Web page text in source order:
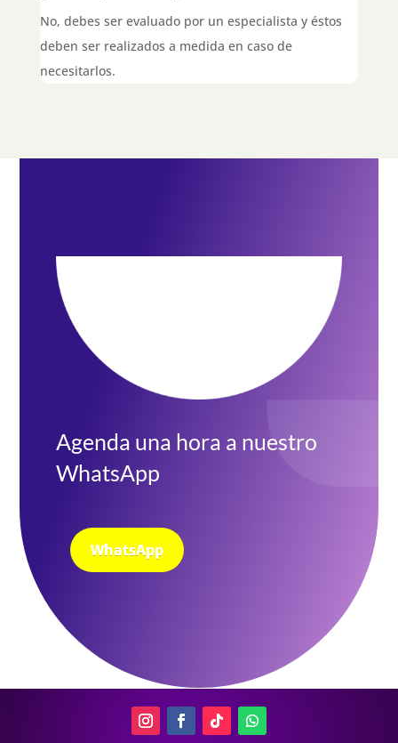
No, debes ser evaluado por un especialista y éstos
deben ser realizados a medida en caso de
necesitarlos.
Agenda una hora a nuestro
WhatsApp
WhatsApp